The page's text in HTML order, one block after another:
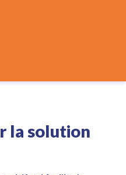
la solution